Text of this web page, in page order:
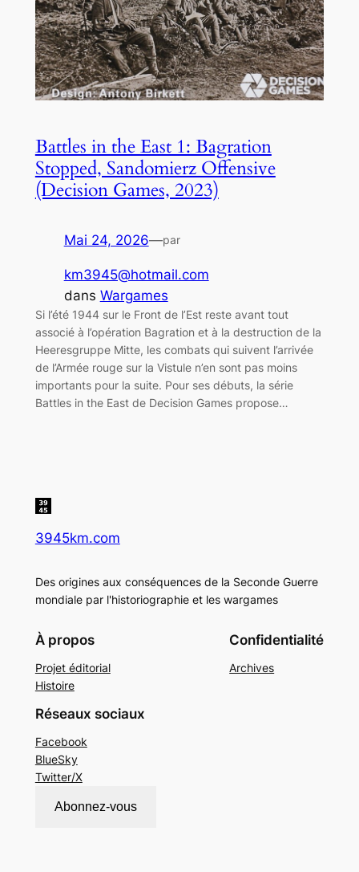
Battles in the East 1: Bagration
Stopped, Sandomierz Offensive
(Decision Games, 2023)
Mai 24, 2026—par
km3945@hotmail.com
dans Wargames
Si l’été 1944 sur le Front de l’Est reste avant tout
associé à l’opération Bagration et à la destruction de la
Heeresgruppe Mitte, les combats qui suivent l’arrivée
de l’Armée rouge sur la Vistule n’en sont pas moins
importants pour la suite. Pour ses débuts, la série
Battles in the East de Decision Games propose…
3945km.com
Des origines aux conséquences de la Seconde Guerre
mondiale par l'historiographie et les wargames
À propos
Projet éditorial
Histoire
Confidentialité
Archives
Réseaux sociaux
Facebook
BlueSky
Twitter/X
Abonnez-vous